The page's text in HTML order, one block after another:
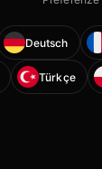
Deutsch
Türkçe